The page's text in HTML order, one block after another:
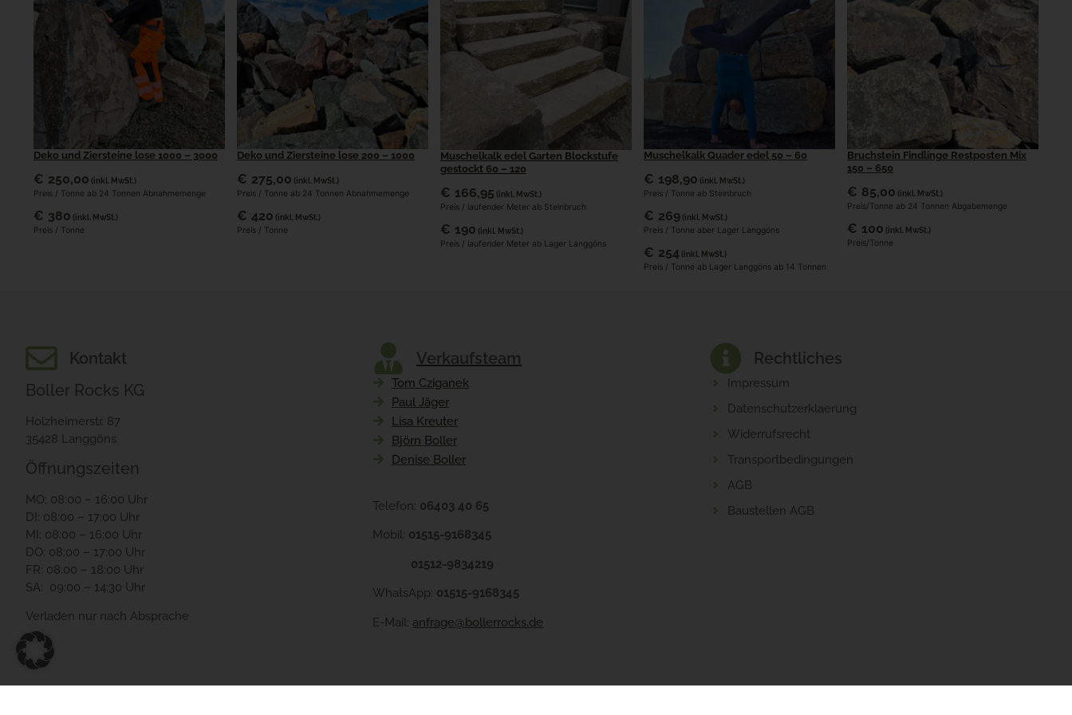
Deko und Ziersteine lose 1000 – 3000
€ 250,00 (inkl. MwSt.)
Preis / Tonne ab 24 Tonnen Abnahmemenge
€ 380 (inkl. MwSt.)
Preis / Tonne
Deko und Ziersteine lose 200 – 1000
€ 275,00 (inkl. MwSt.)
Preis / Tonne ab 24 Tonnen Abnahmemenge
€ 420 (inkl. MwSt.)
Preis / Tonne
Muschelkalk edel Garten Blockstufe
gestockt 60 – 120
€ 166,95 (inkl. MwSt.)
Preis / laufender Meter ab Steinbruch
€ 190 (inkl. MwSt.)
Preis / laufender Meter ab Lager Langgöns
Muschelkalk Quader edel 50 – 60
€ 198,90 (inkl. MwSt.)
Preis / Tonne ab Steinbruch
€ 269(inkl. MwSt.)
Preis / Tonne aber Lager Langgöns
€ 254 (inkl. MwSt.)
Preis / Tonne ab Lager Langgöns ab 14 Tonnen
Bruchstein Findlinge Restposten Mix
150 – 650
€ 85,00 (inkl. MwSt.)
Preis/Tonne ab 24 Tonnen Abgabemenge
€ 100 (inkl. MwSt.)
Preis/Tonne
Kontakt
Boller Rocks KG
Holzheimerstr. 87
35428 Langgöns
Öffnungszeiten
MO: 08:00 – 16:00 Uhr
DI: 08:00 – 17:00 Uhr
MI: 08:00 – 16:00 Uhr
DO: 08:00 – 17:00 Uhr
FR: 08:00 – 18:00 Uhr
SA: 09:00 – 14:30 Uhr
Verladen nur nach Absprache
Verkaufsteam
Tom Cziganek
Paul Jäger
Lisa Kreuter
Björn Boller
Denise Boller
Telefon: 06403 40 65
Mobil: 01515-9168345
01512-9834219
WhatsApp: 01515-9168345
E-Mail: anfrage@bollerrocks.de
Rechtliches
Impressum
Datenschutzerklaerung
Widerrufsrecht
Transportbedingungen
AGB
Baustellen AGB